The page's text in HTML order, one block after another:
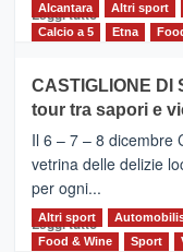
Leggi tutto Leggi
MOIO
ALCANTARA
–
Vivicittà,
alla
scoperta
del
territorio,
Alcantara Altri sport
Calcio a 5
Etna
CASTIGLIONE DI
tour tra sapori e
Il 6 – 7 – 8 dicembre
vetrina delle delizie
per ogni...
Leggi tuttoLeggi
di
Altri sport
Food & Wine
Sport